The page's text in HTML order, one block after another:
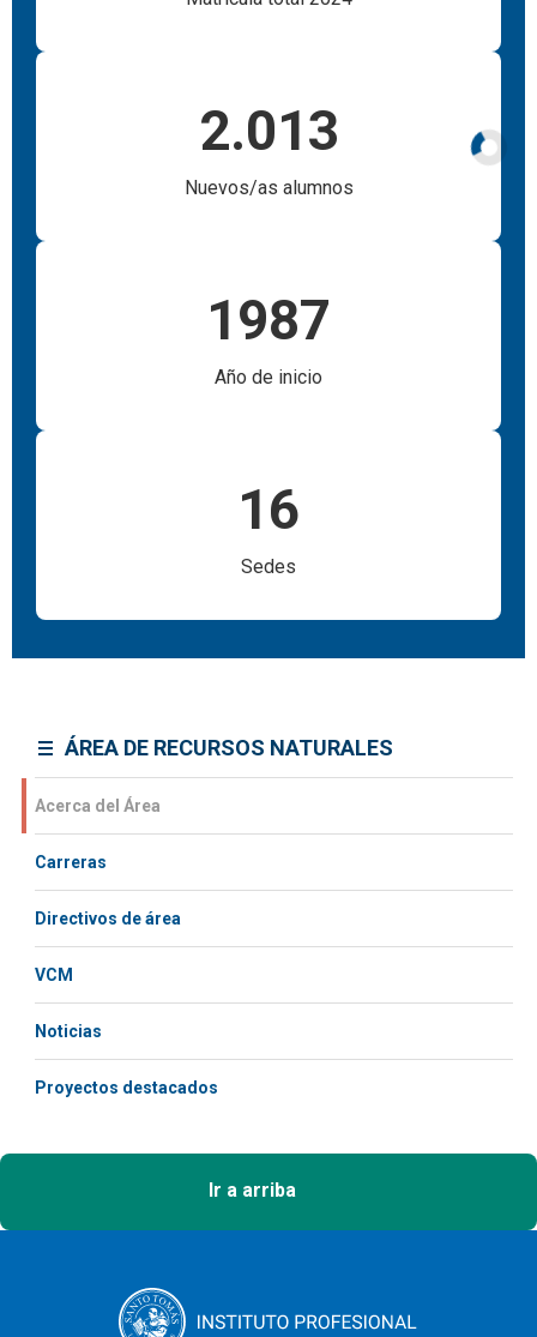
2.013
Nuevos/as alumnos
1987
Año de inicio
16
Sedes
ÁREA DE RECURSOS NATURALES
Acerca del Área
Carreras
Directivos de área
VCM
Noticias
Proyectos destacados
Ir a arriba